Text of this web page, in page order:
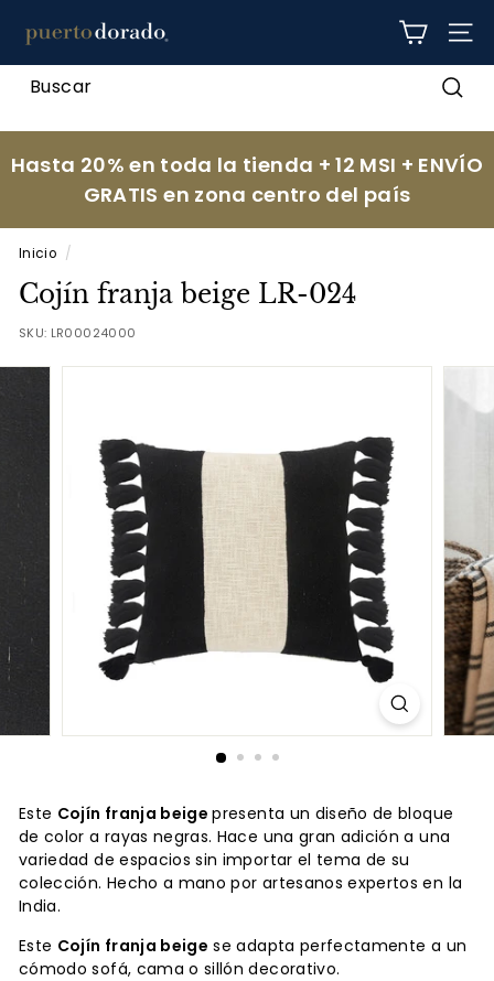
directamente
contenido
p
u
e
r
t
o
r
a
d
o
Hasta 20% en toda la tienda + 12 MSI + ENVÍO
GRATIS en zona centro del país
Inicio /
Cojín franja beige LR-024
SKU: LR00024000
Este Cojín franja beigepresenta un diseño de bloque
de color a rayas negras. Hace una gran adición a una
variedad de espacios sin importar el tema de su
colección. Hecho a manopor artesanos expertos en la
India.
Este Cojín franja beige se adapta perfectamente a un
cómodo sofá, cama o sillón decorativo.